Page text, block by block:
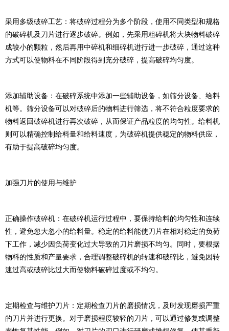
采用多级破碎工艺：将破碎过程分为多个阶段，使用不同类型和规格
的破碎机及刀片进行逐步破碎。例如，先采用粗碎机将大块物料破碎
成较小的颗粒，然后再用中碎机和细碎机进行进一步破碎，通过这种
方式可以使物料在不同阶段得到充分破碎，提高破碎均匀度。
添加辅助设备：在破碎系统中添加一些辅助设备，如筛分设备、给料
机等。筛分设备可以对破碎后的物料进行筛选，将不符合粒度要求的
物料返回破碎机进行再次破碎，从而保证产品粒度的均匀性。给料机
则可以精确控制给料量和给料速度，为破碎机提供稳定的物料供应，
有助于提高破碎均匀度。
加强刀片的使用与维护
正确操作破碎机：在破碎机运行过程中，要保持给料的均匀性和连续
性，避免忽大忽小的给料量。稳定的给料能使刀片在相对稳定的负荷
下工作，减少因负荷变化过大导致的刀片磨损不均匀。同时，要根据
物料的性质和产量要求，合理调整破碎机的转速和破碎比，避免因转
速过高或破碎比过大而使物料破碎过度或不均匀。
定期检查与维护刀片：定期检查刀片的磨损情况，及时发现磨损严重
的刀片并进行更换。对于磨损程度较轻的刀片，可以通过修复或调整